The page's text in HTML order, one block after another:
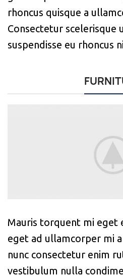
rhoncus quisque a
Consectetur scelerisque
suspendisse eu rhoncus
Mauris torquent mi eget
eget ad ullamcorper mi
nunc consectetur enim
vestibulum nulla